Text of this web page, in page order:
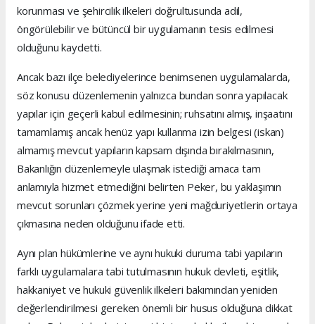
korunması ve şehircilik ilkeleri doğrultusunda adil,
öngörülebilir ve bütüncül bir uygulamanın tesis edilmesi
olduğunu kaydetti.
Ancak bazı ilçe belediyelerince benimsenen uygulamalarda,
söz konusu düzenlemenin yalnızca bundan sonra yapılacak
yapılar için geçerli kabul edilmesinin; ruhsatını almış, inşaatını
tamamlamış ancak henüz yapı kullanma izin belgesi (iskan)
almamış mevcut yapıların kapsam dışında bırakılmasının,
Bakanlığın düzenlemeyle ulaşmak istediği amaca tam
anlamıyla hizmet etmediğini belirten Peker, bu yaklaşımın
mevcut sorunları çözmek yerine yeni mağduriyetlerin ortaya
çıkmasına neden olduğunu ifade etti.
Aynı plan hükümlerine ve aynı hukuki duruma tabi yapıların
farklı uygulamalara tabi tutulmasının hukuk devleti, eşitlik,
hakkaniyet ve hukuki güvenlik ilkeleri bakımından yeniden
değerlendirilmesi gereken önemli bir husus olduğuna dikkat